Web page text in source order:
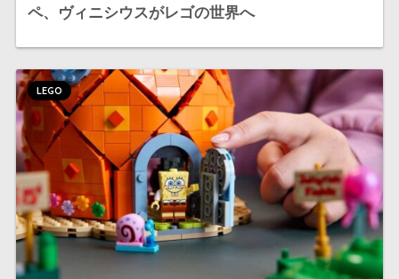
ペ、ヴィニシウスがレゴの世界へ
LEGO